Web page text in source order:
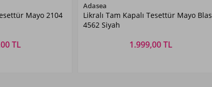
Mayo 2104
TL
Siyah
Adasea
Likralı Tam Kapalı Tesettür Mayo Blas
4562 Siyah
1.999,00 TL